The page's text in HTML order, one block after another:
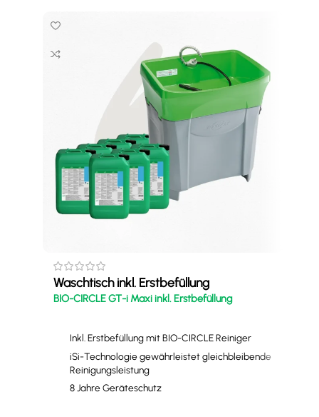
Waschtisch inkl. Erstbefüllung
BIO-CIRCLE GT-i Maxi inkl. Erstbefüllung
Inkl. Erstbefüllung mit BIO-CIRCLE Reiniger
iSi-Technologie gewährleistet gleichbleibende
Reinigungsleistung
8 Jahre Geräteschutz